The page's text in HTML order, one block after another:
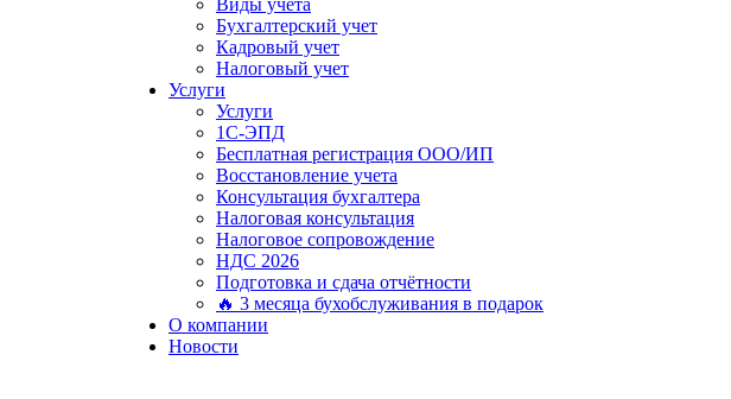
Виды учёта
Бухгалтерский учет
Кадровый учет
Налоговый учет
Услуги
Услуги
1С-ЭПД
Бесплатная регистрация ООО/ИП
Восстановление учета
Консультация бухгалтера
Налоговая консультация
Налоговое сопровождение
НДС 2026
Подготовка и сдача отчётности
🔥 3 месяца бухобслуживания в подарок
О компании
Новости